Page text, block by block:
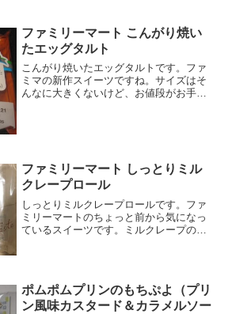
ファミリーマート こんがり焼い
たエッグタルト
こんがり焼いたエッグタルトです。ファ
ミマの新作スイーツですね。サイズはそ
んなに大きくないけど、お値段がお手頃
ファミリーマート しっとりミル
クレープロール
しっとりミルクレープロールです。ファ
ミリーマートのちょっと前から気になっ
ているスイーツです。ミルクレープのロ
ポムポムプリンのもちぷよ（プリ
ン風味カスタード＆カラメルソー